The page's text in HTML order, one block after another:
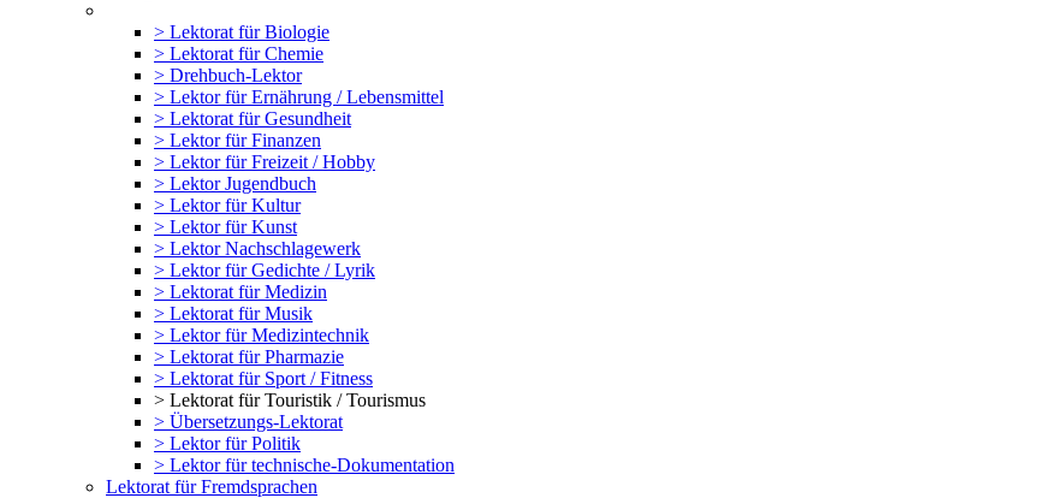
> Lektorat für Biologie
> Lektorat für Chemie
> Drehbuch-Lektor
> Lektor für Ernährung / Lebensmittel
> Lektorat für Gesundheit
> Lektor für Finanzen
> Lektor für Freizeit / Hobby
> Lektor Jugendbuch
> Lektor für Kultur
> Lektor für Kunst
> Lektor Nachschlagewerk
> Lektor für Gedichte / Lyrik
> Lektorat für Medizin
> Lektorat für Musik
> Lektor für Medizintechnik
> Lektorat für Pharmazie
> Lektorat für Sport / Fitness
> Lektorat für Touristik / Tourismus
> Übersetzungs-Lektorat
> Lektor für Politik
> Lektor für technische-Dokumentation
Lektorat für Fremdsprachen